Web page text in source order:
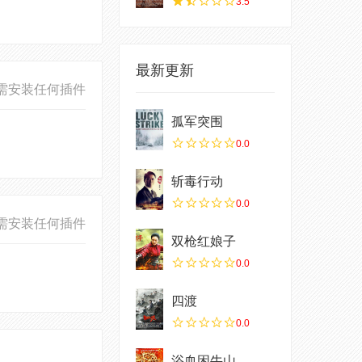
安装任何插件
安装任何插件
最新更新
孤军突围
0.0
斩毒行动
0.0
双枪红娘子
0.0
四渡
0.0